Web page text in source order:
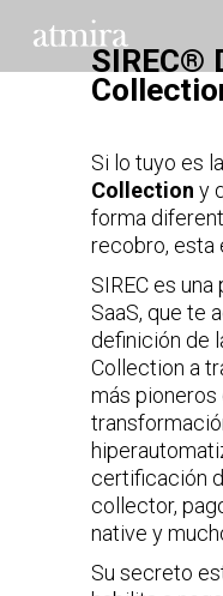
SIREC®
Si lo tuyo es la
Collection y
forma
recobro, esta
SIREC es
SaaS, que te
definición de
Collection a
más pioneros
certificación
collector,
native y
Su secreto